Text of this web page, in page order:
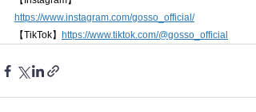
https://www.instagram.com/gosso_official/
【TikTok】
https://www.tiktok.com/@gosso_official